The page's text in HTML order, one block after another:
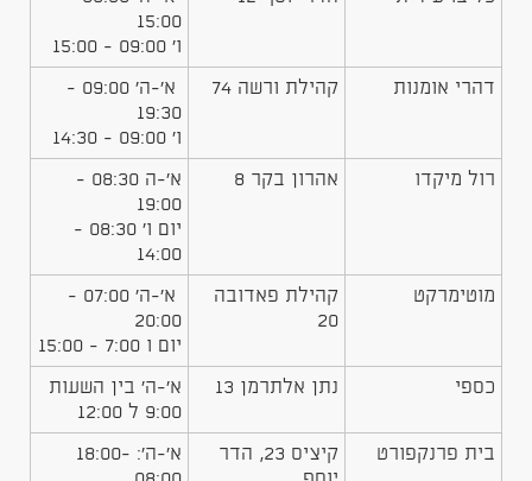
15:00
ו' 09:00 - 15:00
דהרי אומנות קהילת ורשה 74
א'-ה' 09:00 -
19:30
ו' 09:00 - 14:30
רול מיקדו אהרון בקר 8
א'-ה 08:30 -
19:00
יום ו' 08:30 -
14:00
מוטימרקט
קהילת פאדובה
20
א'-ה' 07:00 -
20:00
יום ו 7:00 - 15:00
כספי נתן אלתרמן 13
א'-ה' בין השעות
9:00 ל 12:00
בית פרנקפורט
קיציס 23, הדר
א'-ה': 18:00-